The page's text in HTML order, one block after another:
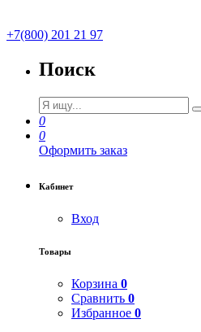
+7(800) 201 21 97
Поиск
0
0
Оформить заказ
Кабинет
Вход
Товары
Корзина 0
Сравнить 0
Избранное 0